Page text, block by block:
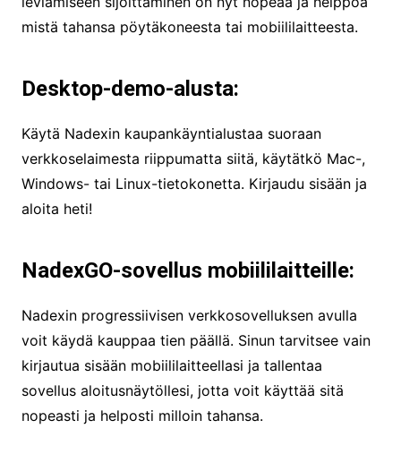
mistä tahansa pöytäkoneesta tai mobiililaitteesta.
Desktop-demo-alusta:
Käytä Nadexin kaupankäyntialustaa suoraan
verkkoselaimesta riippumatta siitä, käytätkö Mac-,
Windows- tai Linux-tietokonetta. Kirjaudu sisään ja
aloita heti!
NadexGO-sovellus mobiililaitteille:
Nadexin progressiivisen verkkosovelluksen avulla
voit käydä kauppaa tien päällä. Sinun tarvitsee vain
kirjautua sisään mobiililaitteellasi ja tallentaa
sovellus aloitusnäytöllesi, jotta voit käyttää sitä
nopeasti ja helposti milloin tahansa.